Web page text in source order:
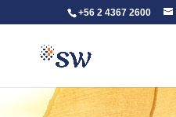
+56 2 4367 2600